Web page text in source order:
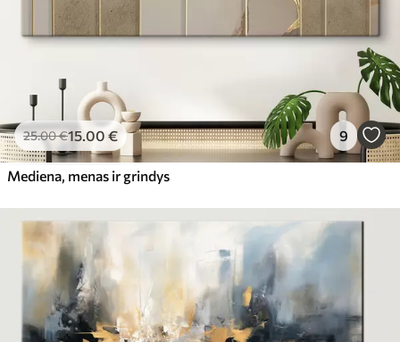
25.00€15.00 € 9
Mediena, menas ir grindys